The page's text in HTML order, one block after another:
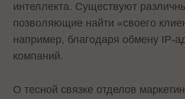
интеллекта. Существуют
позволяющие найти «своего
например, благодаря обмену IP-
компаний.
О тесной связке отделов